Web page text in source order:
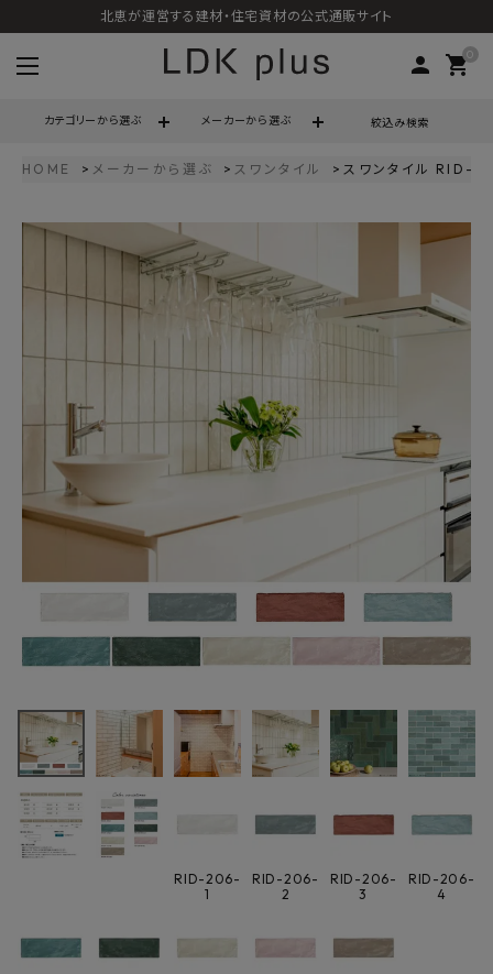
北恵が運営する建材・住宅資材の公式通販サイト
person 0
shopping_cart
カテゴリーから選ぶ メーカーから選ぶ 絞込み検索
call 06-6121-9302
営業時間 - 10:00～17:00（定休日 - 土日祝）
ACCOUNT MENU
ログイン 会員登録
最近チェックした商品
スワンタイル
タイル 38ピース
入/ケース
FAX注文はこちらから
カテゴリーから選ぶ
ご利用ガイド
HOME メーカーから選ぶ スワンタイル スワンタイル RID-
RID-206-
1
RID-206-
2
RID-206-
3
RID-206-
4